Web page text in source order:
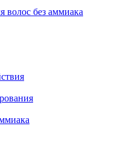
волос без аммиака